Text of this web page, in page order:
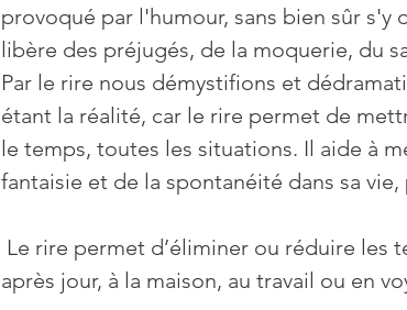
provoqué par l'humour, sans bien sûr s'y
libère des préjugés, de la moquerie, du
Par le rire nous démystifions et
étant la réalité, car le rire permet de
le temps, toutes les situations. Il aide à
fantaisie et de la spontanéité dans sa
après jour, à la maison, au travail ou en